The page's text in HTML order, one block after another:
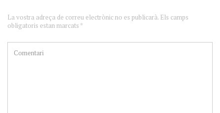
La vostra adreça de correu electrònic no es publicarà. Els camps
obligatoris estan marcats *